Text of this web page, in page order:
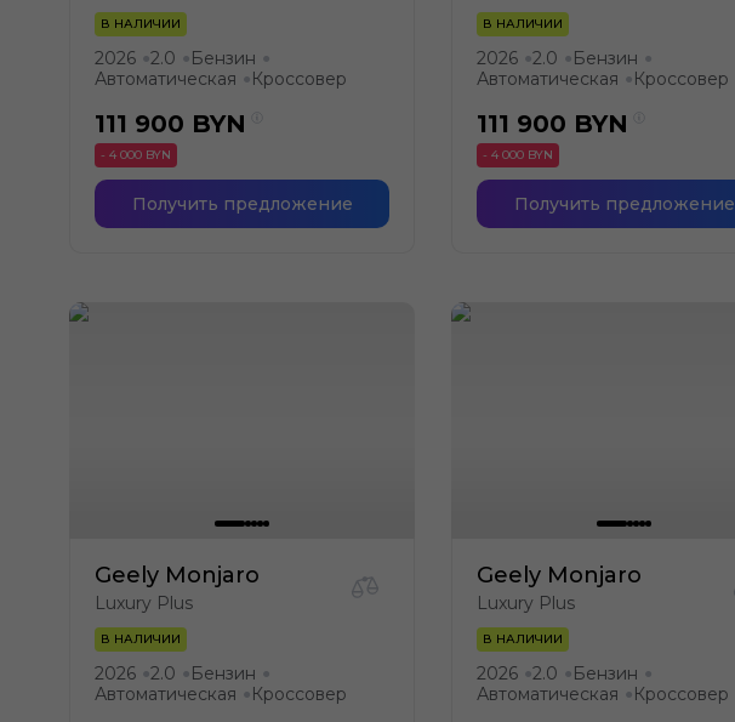
В НАЛИЧИИ
2026 ●2.0 ● Бензин ●
Автоматическая ● Кроссовер
111 900 BYN
- 4 000 BYN
Получить предложение
В НАЛИЧИИ
2026 ●2.0 ● Бензин ●
Автоматическая ● Кроссовер
111 900 BYN
- 4 000 BYN
Получить предложение
Geely Monjaro
Luxury Plus
В НАЛИЧИИ
2026 ●2.0 ● Бензин ●
Автоматическая ● Кроссовер
Geely Monjaro
Luxury Plus
В НАЛИЧИИ
2026 ●2.0 ● Бензин ●
Автоматическая ● Кроссовер